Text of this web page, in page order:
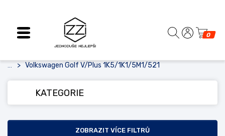
0
Volkswagen Golf V/Plus 1K5/1K1/5M1/521
KATEGORIE
ZOBRAZIT VÍCE FILTRŮ